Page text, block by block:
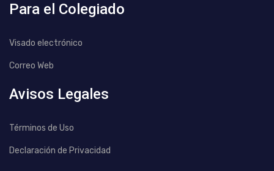
Para el Colegiado
Visado electrónico
Correo Web
Avisos Legales
Términos de Uso
Declaración de Privacidad